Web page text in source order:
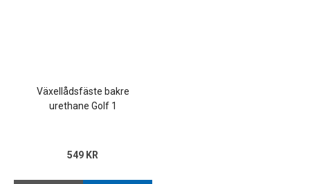
Växellådsfäste bakre
urethane Golf 1
549 KR